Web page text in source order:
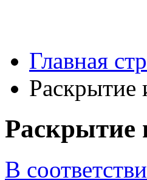
Главная
В